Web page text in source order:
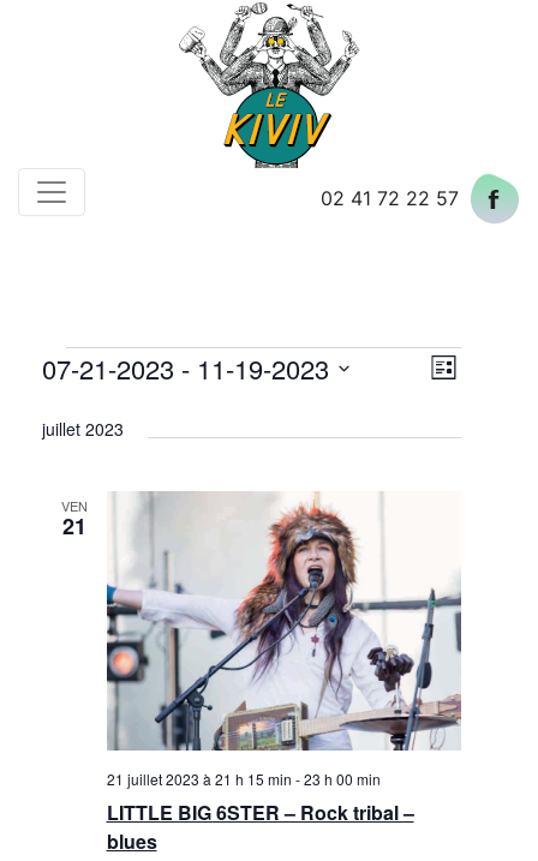
02 41 72 22 57
Évènements
vues
Liste
07-21-2023 - 11-19-2023
une
juillet 2023
VEN
21
LITTLE BIG 6STER – Rock tribal –
blues
21 juillet 2023 à 21 h 15 min -23 h 00 min